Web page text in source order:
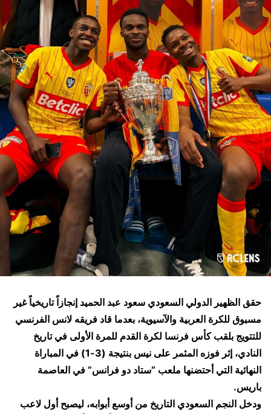
حقق الظهير الدولي السعودي سعود عبد الحميد إنجازاً تاريخياً غير
مسبوق للكرة العربية والآسيوية، بعدما قاد فريقه لانس الفرنسي
للتتويج بلقب كأس فرنسا لكرة القدم للمرة الأولى في تاريخ
النادي، إثر فوزه المثمر على نيس بنتيجة (3-1) في المباراة
النهائية التي أحتضنها ملعب “ستاد دو فرانس” في العاصمة
باريس.
ودخل النجم السعودي التاريخ من أوسع أبوابه، ليصبح أول لاعب